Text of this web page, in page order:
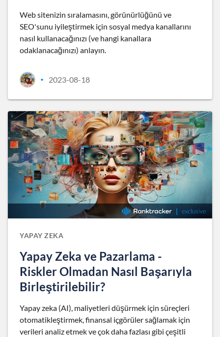
Web sitenizin sıralamasını, görünürlüğünü ve
SEO'sunu iyileştirmek için sosyal medya kanallarını
nasıl kullanacağınızı (ve hangi kanallara
odaklanacağınızı) anlayın.
• 2023-08-18
YAPAY ZEKA
Yapay Zeka ve Pazarlama -
Riskler Olmadan Nasıl Başarıyla
Birleştirilebilir?
Yapay zeka (AI), maliyetleri düşürmek için süreçleri
otomatikleştirmek, finansal içgörüler sağlamak için
verileri analiz etmek ve çok daha fazlası gibi çeşitli